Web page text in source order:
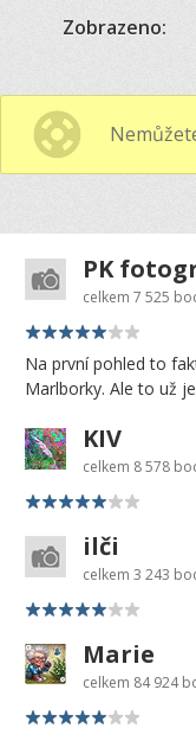
Zobrazeno:
PK
celkem 7 525
Na první pohled to
Marlborky. Ale to už
KIV
celkem 8 578
ilči
celkem 3 243
Marie
celkem 84 924